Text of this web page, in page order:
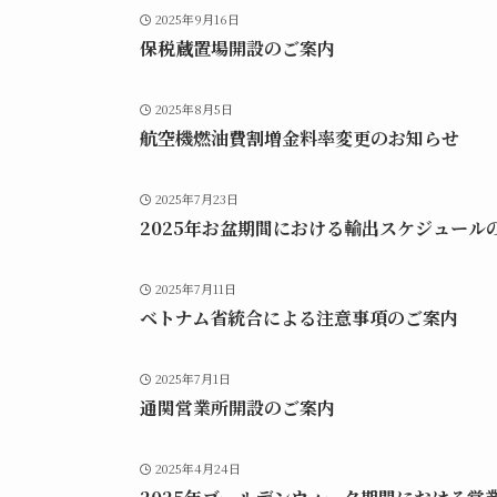
2025年9月16日
保税蔵置場開設のご案内
2025年8月5日
航空機燃油費割増金料率変更のお知らせ
2025年7月23日
2025年お盆期間における輸出スケジュール
2025年7月11日
ベトナム省統合による注意事項のご案内
2025年7月1日
通関営業所開設のご案内
2025年4月24日